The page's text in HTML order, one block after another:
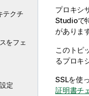
テクチ
をフェ
定
プロキシ
Studioで
がありま
このトピ
るプロキ
SSLを使
証明書チ